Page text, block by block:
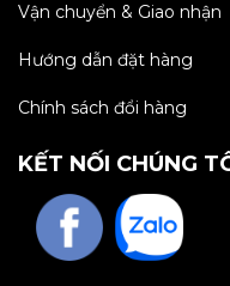
Vận chuyển & Giao nhận
Hướng dẫn đặt hàng
Chính sách đổi hàng
KẾT NỐI CHÚNG